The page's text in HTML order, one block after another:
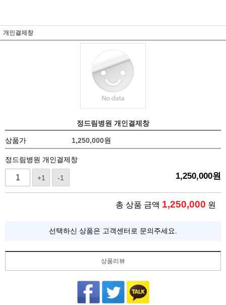
개인결제창
정드림병원 개인결제창
상품가 1,250,000원
정드림병원 개인결제창
+1 -1 1,250,000원
총 상품 금액 1,250,000 원
선택하신 상품은 고객센터로 문의주세요.
상품리뷰